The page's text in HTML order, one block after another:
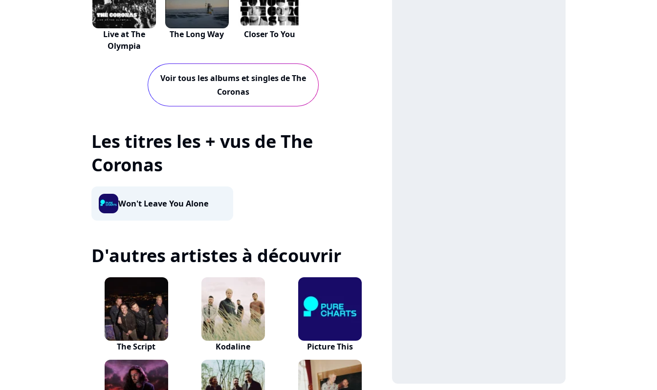
Live at The
Olympia
The Long Way Closer To You
Voir tous les albums et singles de The
Coronas
Les titres les + vus de The
Coronas
Won't Leave You Alone
D'autres artistes à découvrir
The Script Kodaline Picture This